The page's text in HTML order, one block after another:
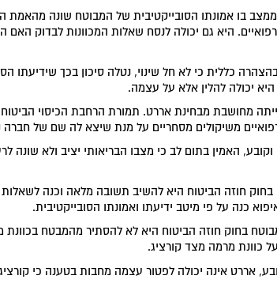
בו אמונתו הסובייקטיבית של המבוטח שונה מהאמת
היא גם יכולה לנסח שאלות המכוונות לבדוק האם
כללית כי לא חל שינוי, נטלה סיכון בכך שידיעתו
יכולה להלין אלא על עצמה.
מחושבת מבחינת אררט. תמורת הרחבת הכיסוי
משיקולים מסחריים על מנת שיצא לה שם של חברה
וקובע, האמין בתום לב כי מצבו הבריאותי יציב ולא
בחוק חוזה הביטוח היא להשיב תשובה מלאה וכנה
כנה על פי מיטב ידיעתו ואמונתו הסובייקטיבית.
בחוק חוזה הביטוח היא לא להסתיר מהמבטח בכוונת
כוונת מרמה מצד קורציג.
אררט אינה יכולה לפטור עצמה מחבות בטענה כי